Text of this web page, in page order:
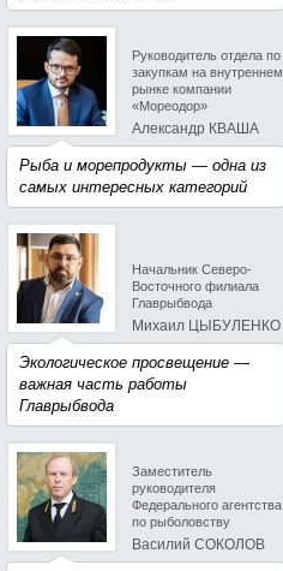
Руководитель отдела по
закупкам на внутреннем
рынке компании
«Мореодор»
Александр КВАША
Рыба и морепродукты — одна из
самых интересных категорий
Начальник Северо-
Восточного филиала
Главрыбвода
Михаил ЦЫБУЛЕНКО
Экологическое просвещение —
важная часть работы
Главрыбвода
Заместитель
руководителя
Федерального агентства
по рыболовству
Василий СОКОЛОВ